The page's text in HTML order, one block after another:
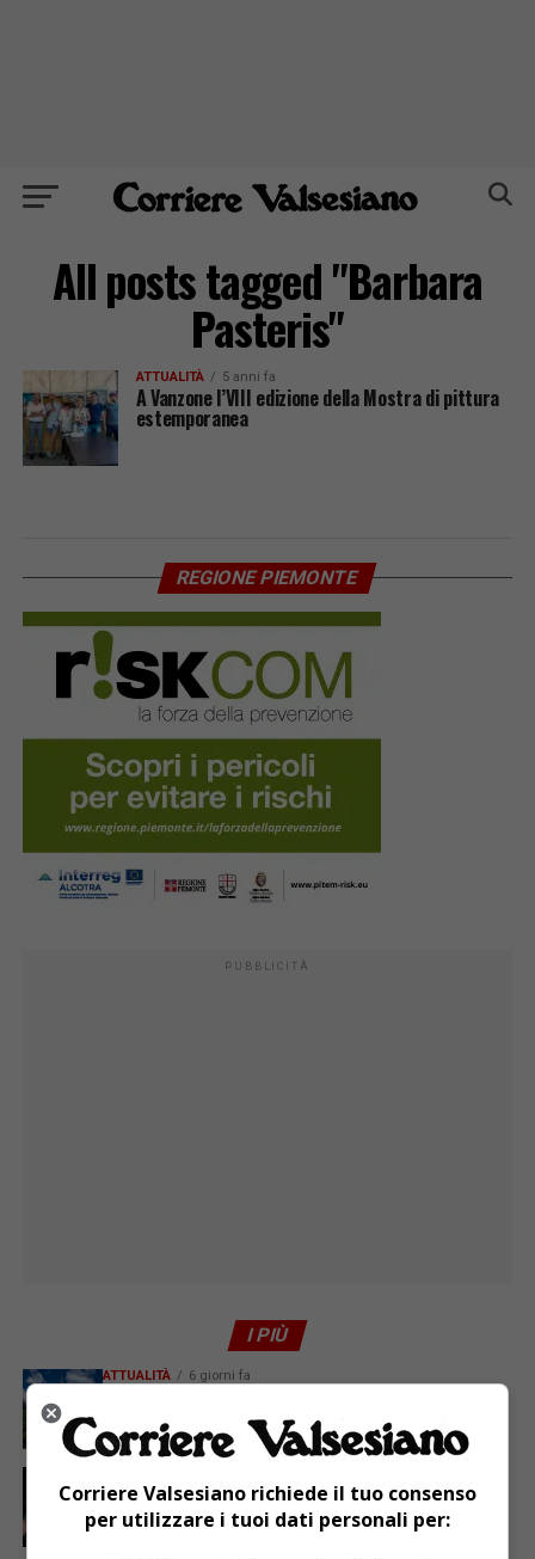
All posts tagged "Barbara
Pasteris"
ATTUALITÀ 5 anni fa
A Vanzone l’VIII edizione della Mostra di pittura
estemporanea
REGIONE PIEMONTE
PUBBLICITÀ
I PIÙ
ATTUALITÀ 6 giorni fa
Sabato 8 agosto in piazza a Varallo Gran Galà Lirico
Corriere Valsesiano richiede il tuo consenso
per utilizzare i tuoi dati personali per: